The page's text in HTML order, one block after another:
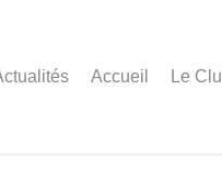
Accueil Le